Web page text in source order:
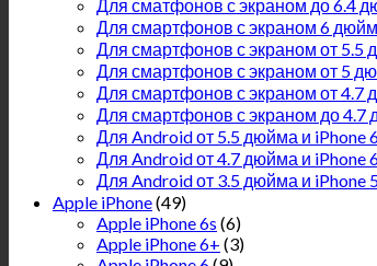
Для сматфонов с экраном до 6.4
Для смартфонов с экраном 6
Для смартфонов с экраном от 5.5
Для смартфонов с экраном от 5
Для смартфонов с экраном от 4.7
Для смартфонов с экраном до 4.7
Для Android от 5.5 дюйма и iPhone
Для Android от 4.7 дюйма и iPhone
Для Android от 3.5 дюйма и iPhone
Apple iPhone(49)
Apple iPhone 6s (6)
Apple iPhone 6+ (3)